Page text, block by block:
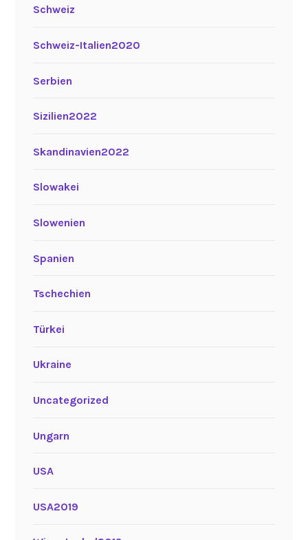
Schweiz
Schweiz-Italien2020
Serbien
Sizilien2022
Skandinavien2022
Slowakei
Slowenien
Spanien
Tschechien
Türkei
Ukraine
Uncategorized
Ungarn
USA
USA2019